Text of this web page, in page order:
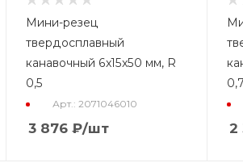
Мини-резец
твердосплавный
канавочный 6x15x50 мм, R
0,5
Арт.: 2071046010
3 876 ₽/шт 2